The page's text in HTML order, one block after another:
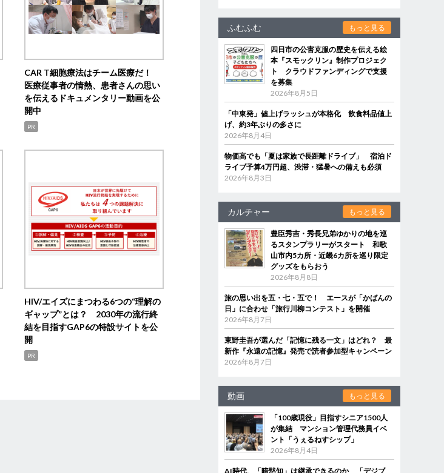
CAR T細胞療法はチーム医療だ！
医療従事者の情熱、患者さんの思い
を伝えるドキュメンタリー動画を公
開中
PR
HIV/エイズにまつわる6つの“理解の
ギャップ”とは？ 2030年の流行終
結を目指すGAP6の特設サイトを公
開
PR
ふむふむ もっと見る
四日市の公害克服の歴史を伝える絵
本『スモックリン』制作プロジェク
ト クラウドファンディングで支援
を募集
2026年8月5日
「中東発」値上げラッシュが本格化 飲食料品値上
げ、約3年ぶりの多さに
2026年8月4日
物価高でも「夏は家族で長距離ドライブ」 宿泊ド
ライブ予算4万円超、渋滞・猛暑への備えも必須
2026年8月3日
カルチャー もっと見る
豊臣秀吉・秀長兄弟ゆかりの地を巡
るスタンプラリーがスタート 和歌
山市内5カ所・近畿6カ所を巡り限定
グッズをもらおう
2026年8月8日
旅の思い出を五・七・五で！ エースが「かばんの
日」に合わせ「旅行川柳コンテスト」を開催
2026年8月7日
東野圭吾が選んだ「記憶に残る一文」はどれ？ 最
新作『永遠の記憶』発売で読者参加型キャンペーン
2026年8月7日
動画 もっと見る
「100歳現役」目指すシニア1500人
が集結 マンション管理代務員イベ
ント「うぇるねすシップ」
2026年8月4日
AI時代、「暗黙知」は継承できるのか 「デジブ